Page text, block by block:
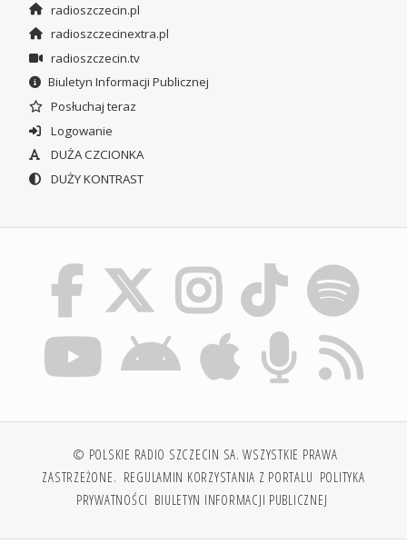
radioszczecin.pl
radioszczecinextra.pl
radioszczecin.tv
Biuletyn Informacji Publicznej
Posłuchaj teraz
Logowanie
DUŻA CZCIONKA
DUŻY KONTRAST
© POLSKIE RADIO SZCZECIN SA. WSZYSTKIE PRAWA
ZASTRZEŻONE. REGULAMIN KORZYSTANIA Z PORTALU POLITYKA
PRYWATNOŚCI BIULETYN INFORMACJI PUBLICZNEJ